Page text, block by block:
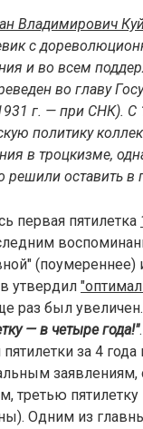
Владимирович
с
и во всем
во главу
г. — при СНК). С
политику
в троцкизме,
решили оставить в
первая пятилетка
утвердил
раз был
— в четыре года!"
за 4
заявлениям,
третью
Одним из